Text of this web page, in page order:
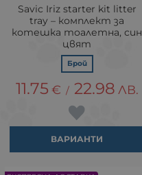
Savic Iriz starter kit litter
tray – комплект за
котешка тоалетна, син
цвят
Брой
11.75 € / 22.98 ЛВ.
ВАРИАНТИ